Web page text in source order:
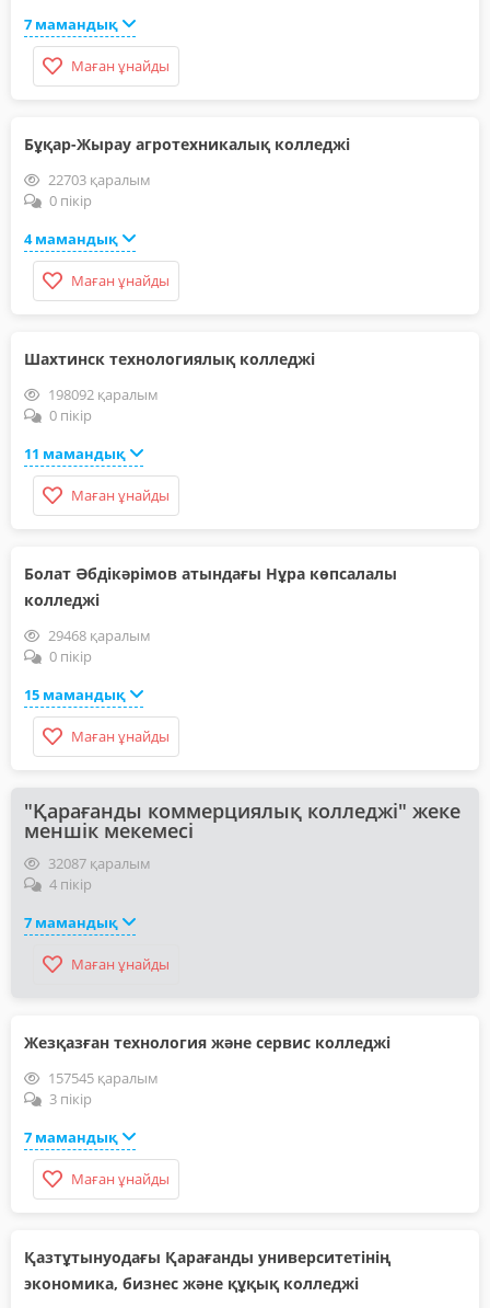
7 мамандық
Маған ұнайды
Бұқар-Жырау агротехникалық колледжі
22703 қаралым
0 пікір
4 мамандық
Маған ұнайды
Шахтинск технологиялық колледжі
198092 қаралым
0 пікір
11 мамандық
Маған ұнайды
Болат Әбдікәрімов атындағы Нұра көпсалалы
колледжі
29468 қаралым
0 пікір
15 мамандық
Маған ұнайды
"Қарағанды коммерциялық колледжі" жеке
меншік мекемесі
32087 қаралым
4 пікір
7 мамандық
Маған ұнайды
Жезқазған технология және сервис колледжі
157545 қаралым
3 пікір
7 мамандық
Маған ұнайды
Қазтұтынуодағы Қарағанды университетінің
экономика, бизнес және құқық колледжі